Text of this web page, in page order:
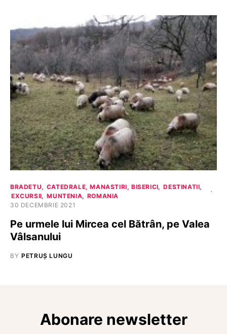
BRADETU CATEDRALE, MANASTIRI, BISERICI
DESTINATII
EXCURSII
MUNTENIA
ROMANIA
30 DECEMBRIE 2021
Pe urmele lui Mircea cel Bătrân, pe Valea
Vâlsanului
BY PETRUȘ LUNGU
Abonare newsletter